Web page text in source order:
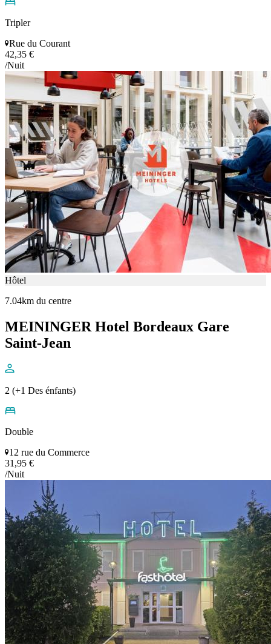
Tripler
Rue du Courant
42,35 €
/Nuit
Hôtel
7.04km du centre
MEININGER Hotel Bordeaux Gare
Saint-Jean
2 (+1 Des énfants)
Double
12 rue du Commerce
31,95 €
/Nuit